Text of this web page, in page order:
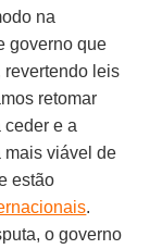
na
governo que
revertendo leis
retomar
ceder e a
mais viável de
estão
.
o governo